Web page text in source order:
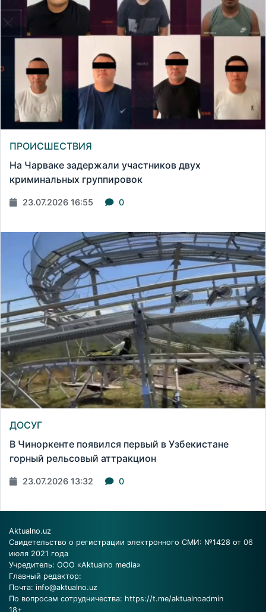
ПРОИСШЕСТВИЯ
На Чарваке задержали участников двух
криминальных группировок
23.07.2026 16:55 0
ДОСУГ
В Чиноркенте появился первый в Узбекистане
горный рельсовый аттракцион
23.07.2026 13:32 0
Aktualno.uz
Свидетельство о регистрации электронного СМИ: №1428 от 06
июля 2021 года
Учредитель: ООО «Aktualno media»
Главный редактор:
Почта: info@aktualno.uz
По вопросам сотрудничества: https://t.me/aktualnoadmin
18+